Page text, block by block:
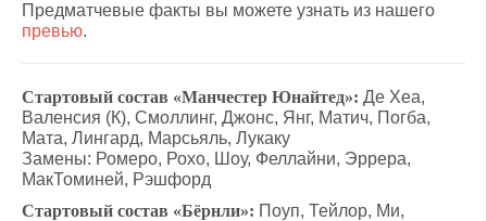
Предматчевые факты вы можете узнать из нашего
превью.
Стартовый состав «Манчестер Юнайтед»: Де Хеа,
Валенсия (К), Смоллинг, Джонс, Янг, Матич, Погба,
Мата, Лингард, Марсьяль, Лукаку
Замены: Ромеро, Рохо, Шоу, Феллайни, Эррера,
МакТоминей, Рэшфорд
Стартовый состав «Бёрнли»: Поуп, Тейлор, Ми,